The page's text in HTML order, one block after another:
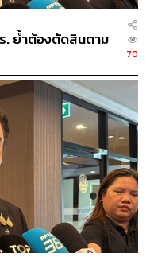
. ย้ำต้องตัดสินตาม
70